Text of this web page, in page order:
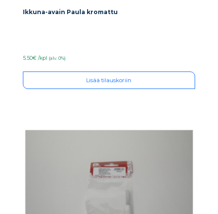
Ikkuna-avain Paula kromattu
5.50€ /kpl (alv. 0%)
Lisää tilauskoriin